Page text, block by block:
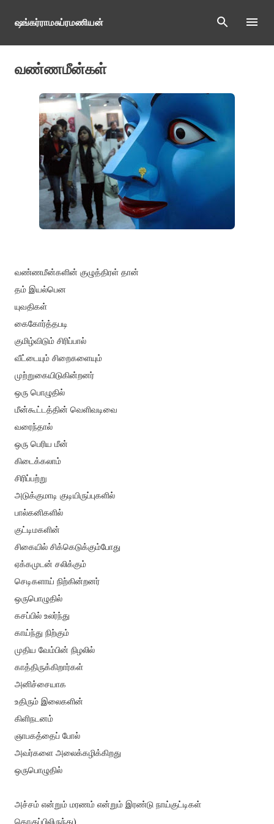
Skip to main content
ஷங்கர்ராமசுப்ரமணியன்
வண்ணமீன்கள்
வண்ணமீன்களின் குழுத்திரள் தான்
தம் இயல்பென
யுவதிகள்
கைகோர்த்தபடி
குமிழ்விடும் சிரிப்பால்
வீட்டையும் சிறைகளையும்
முற்றுகையிடுகின்றனர்
ஒரு பொழுதில்
மீன்கூட்டத்தின் வெளிவடிவை
வரைந்தால்
ஒரு பெரிய மீன்
கிடைக்கலாம்
சிரிப்பற்று
அடுக்குமாடி குடியிருப்புகளில்
பால்கனிகளில்
குட்டிமகளின்
சிகையில் சிக்கெடுக்கும்போது
ஏக்கமுடன் சலிக்கும்
செடிகளாய் நிற்கின்றனர்
ஒருபொழுதில்
கசப்பில் உலர்ந்து
காய்ந்து நிற்கும்
முதிய வேம்பின் நிழலில்
காத்திருக்கிறார்கள்
அனிச்சையாக
உதிரும் இலைகளின்
கிளிநடனம்
ஞாபகத்தைப் போல்
அவர்களை அலைக்கழிக்கிறது
ஒருபொழுதில்
அச்சம் என்றும் மரணம் என்றும் இரண்டு நாய்குட்டிகள்
தொகுப்பிலிருந்து)